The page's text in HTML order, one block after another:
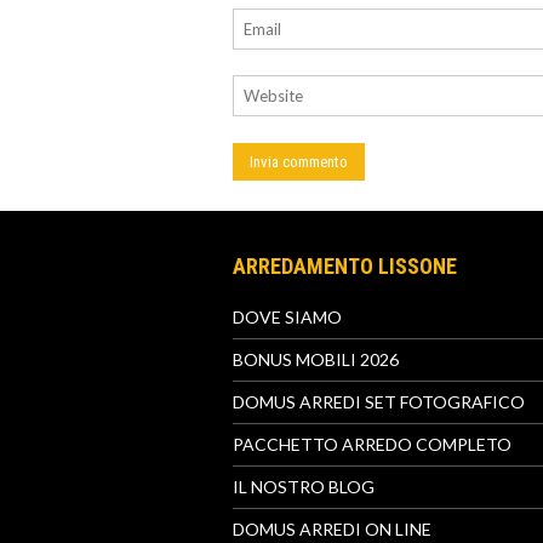
ARREDAMENTO LISSONE
DOVE SIAMO
BONUS MOBILI 2026
DOMUS ARREDI SET FOTOGRAFICO
PACCHETTO ARREDO COMPLETO
IL NOSTRO BLOG
DOMUS ARREDI ON LINE